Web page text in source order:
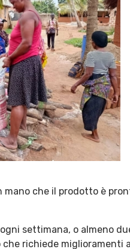
che il prodotto è
settimana, o almeno
richiede miglioramenti